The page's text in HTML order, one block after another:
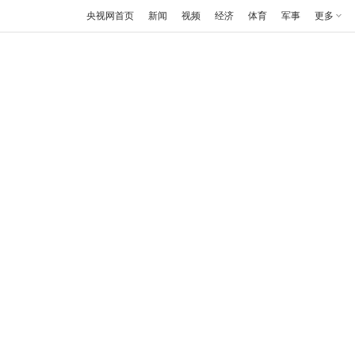
央视网首页 新闻 视频 经济 体育 军事 更多